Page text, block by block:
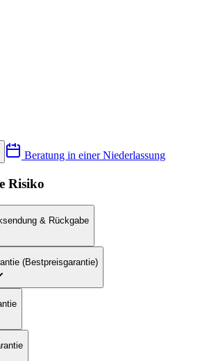
Beratung in einer Niederlassung
Risiko
& Rückgabe
(Bestpreisgarantie)